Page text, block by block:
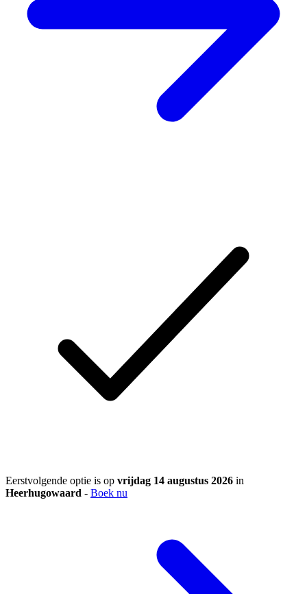
Eerstvolgende optie is op vrijdag 14 augustus 2026 in
Heerhugowaard - Boek nu